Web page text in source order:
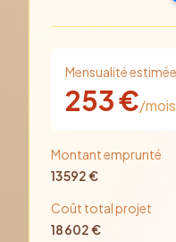
Mensualité estimée
253€/mois
Montant emprunté
13 592€
Coût total projet
18 602€